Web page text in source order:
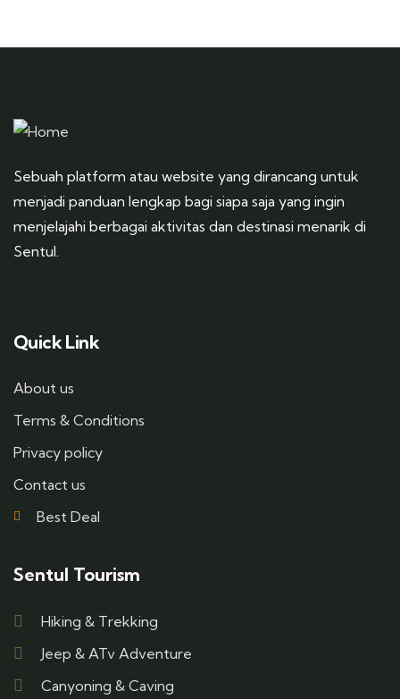
Sebuah platform atau website yang dirancang untuk
menjadi panduan lengkap bagi siapa saja yang ingin
menjelajahi berbagai aktivitas dan destinasi menarik di
Sentul.
Quick Link
About us
Terms & Conditions
Privacy policy
Contact us
Best Deal
Sentul Tourism
Hiking & Trekking
Jeep & ATv Adventure
Canyoning & Caving